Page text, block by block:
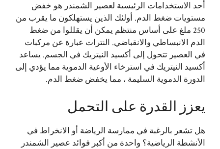
أحد الاستخدامات الرئيسية لعصير الشمندر هو خفض
مستويات ضغط الدم. أولئك الذين يستهلكون ما يقرب من
250 ملغ على أساس منتظم يمكن أن يقللوا من ضغط
الدم الانبساطي والانقباضي. النترات عبارة عن مركبات
في العصير تتحول إلى أكسيد النيتريك في الجسم. يساعد
أكسيد النيتريك في استرخاء الأوعية الدموية مما يؤدي إلى
الدورة الدموية السليمة ، مما يخفض ضغط الدم.
يعزز القدرة على التحمل
هل تشعر بالرغبة في ممارسة الرياضة أو الانخراط في
الأنشطة الرياضية؟ واحدة من أكبر فوائد عصير الشمندر